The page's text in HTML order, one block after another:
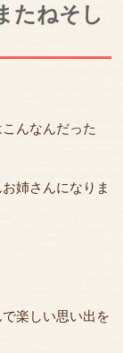
たねそし
んなんだった
姉さんになりま
楽しい思い出を